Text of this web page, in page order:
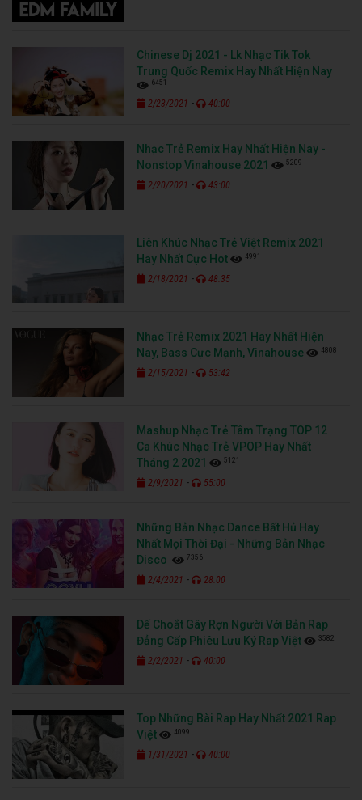
Chinese Dj 2021 - Lk Nhạc Tik Tok
Trung Quốc Remix Hay Nhất Hiện Nay
6451
2/23/2021 - 40:00
Nhạc Trẻ Remix Hay Nhất Hiện Nay -
Nonstop Vinahouse 2021
5209
2/20/2021 - 43:00
Liên Khúc Nhạc Trẻ Việt Remix 2021
Hay Nhất Cực Hot
4991
2/18/2021 - 48:35
Nhạc Trẻ Remix 2021 Hay Nhất Hiện
Nay, Bass Cực Mạnh, Vinahouse
4808
2/15/2021 - 53:42
Mashup Nhạc Trẻ Tâm Trạng TOP 12
Ca Khúc Nhạc Trẻ VPOP Hay Nhất
Tháng 2 2021
5121
2/9/2021 - 55:00
Những Bản Nhạc Dance Bất Hủ Hay
Nhất Mọi Thời Đại - Những Bản Nhạc
Disco
7356
2/4/2021 - 28:00
Dế Choắt Gây Rợn Người Với Bản Rap
Đẳng Cấp Phiêu Lưu Ký Rap Việt
3582
2/2/2021 - 40:00
Top Những Bài Rap Hay Nhất 2021 Rap
Việt
4099
1/31/2021 - 40:00